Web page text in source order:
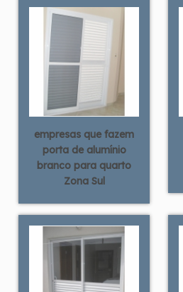
empresas que fazem
porta de alumínio
branco para quarto
Zona Sul